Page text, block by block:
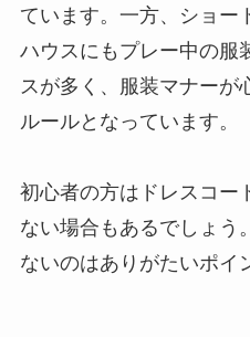
ています。一方、ショー
ハウスにもプレー中の服
スが多く、服装マナーが
ルールとなっています。
初心者の方はドレスコー
ない場合もあるでしょう
ないのはありがたいポイ